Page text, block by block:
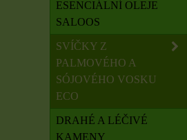
ESENCIÁLNÍ OLEJE
SALOOS
SVÍČKY Z
PALMOVÉHO A
SÓJOVÉHO VOSKU
ECO
DRAHÉ A LÉČIVÉ
KAMENY